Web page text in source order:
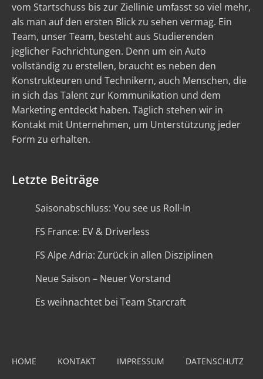
vom Startschuss bis zur Ziellinie umfasst so viel mehr,
als man auf den ersten Blick zu sehen vermag. Ein
Team, unser Team, besteht aus Studierenden
jeglicher Fachrichtungen. Denn um ein Auto
vollständig zu erstellen, braucht es neben den
Konstrukteuren und Technikern, auch Menschen, die
in sich das Talent zur Kommunikation und dem
Marketing entdeckt haben. Täglich stehen wir in
Kontakt mit Unternehmen, um Unterstützung jeder
Form zu erhalten.
Letzte Beiträge
Saisonabschluss: You see us Roll-In
FS France: EV & Driverless
FS Alpe Adria: Zurück in allen Disziplinen
Neue Saison – Neuer Vorstand
Es weihnachtet bei Team Starcraft
HOME KONTAKT IMPRESSUM DATENSCHUTZ